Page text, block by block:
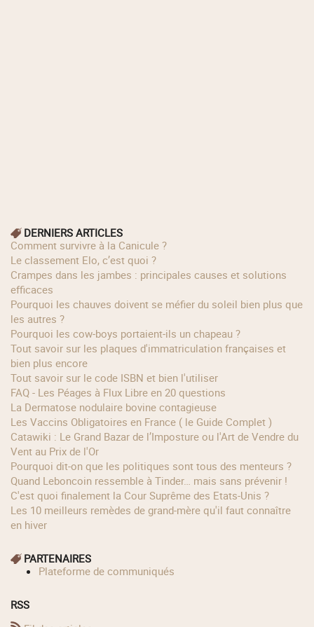
DERNIERS ARTICLES
Comment survivre à la Canicule ?
Le classement Elo, c’est quoi ?
Crampes dans les jambes : principales causes et solutions
efficaces
Pourquoi les chauves doivent se méfier du soleil bien plus que
les autres ?
Pourquoi les cow‑boys portaient‑ils un chapeau ?
Tout savoir sur les plaques d'immatriculation françaises et
bien plus encore
Tout savoir sur le code ISBN et bien l'utiliser
FAQ - Les Péages à Flux Libre en 20 questions
La Dermatose nodulaire bovine contagieuse
Les Vaccins Obligatoires en France ( le Guide Complet )
Catawiki : Le Grand Bazar de l’Imposture ou l'Art de Vendre du
Vent au Prix de l'Or
Pourquoi dit-on que les politiques sont tous des menteurs ?
Quand Leboncoin ressemble à Tinder… mais sans prévenir !
C'est quoi finalement la Cour Suprême des Etats-Unis ?
Les 10 meilleurs remèdes de grand-mère qu'il faut connaître
en hiver
PARTENAIRES
Plateforme de communiqués
RSS